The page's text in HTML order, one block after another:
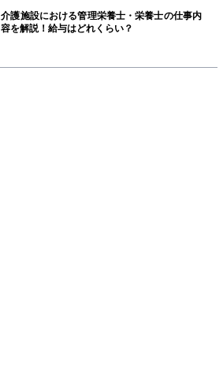
介護施設における管理栄養士・栄養士の仕事内
容を解説！給与はどれくらい？